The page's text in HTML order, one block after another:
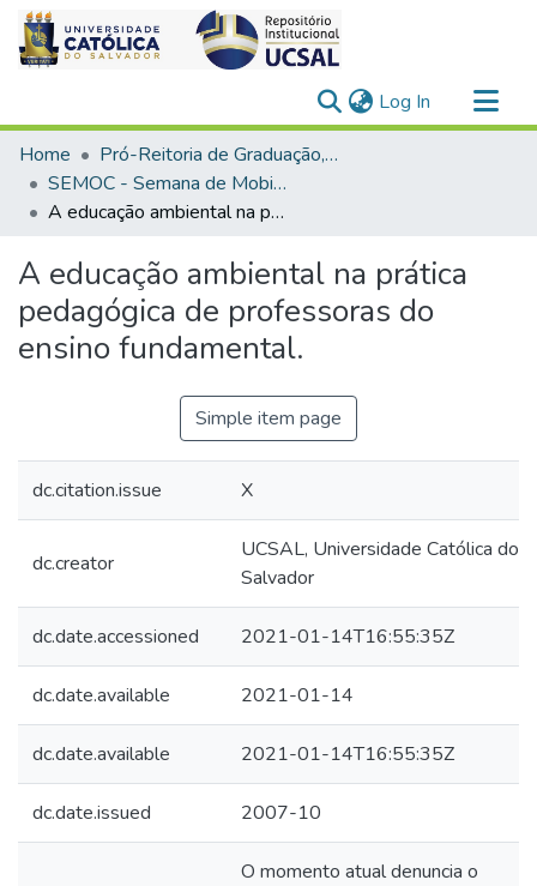
Log In (current)
Communities & Collections
All of DSpace
Statistics
Home
Pró-Reitoria de Graduação, Extensão e Ação Comunitária
SEMOC - Semana de Mobilização Científica
A educação ambiental na prática pedagógica de professoras do ensino fundamental.
A educação ambiental na prática
pedagógica de professoras do
ensino fundamental.
Simple item page
dc.citation.issue X
dc.creator
UCSAL, Universidade Católica do
Salvador
dc.date.accessioned 2021-01-14T16:55:35Z
dc.date.available 2021-01-14
dc.date.available 2021-01-14T16:55:35Z
dc.date.issued 2007-10
O momento atual denuncia o